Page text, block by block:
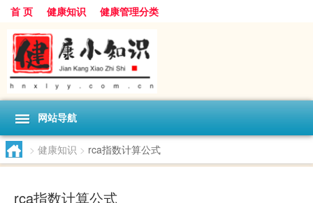
首 页 健康知识 健康管理分类
网站导航
> 健康知识 > rca指数计算公式
rca指数计算公式